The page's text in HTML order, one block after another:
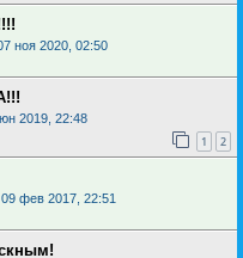
ноя 2020, 02:50
2019, 22:48
1 2
09 фев 2017, 22:51